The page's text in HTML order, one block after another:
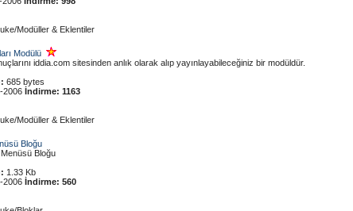
Modüller & Eklentiler
Modülü
iddia.com sitesinden anlık olarak alıp yayınlayabileceğiniz bir modüldür.
685 bytes
2006 İndirme: 1163
Modüller & Eklentiler
Bloğu
Bloğu
1.33 Kb
2006 İndirme: 560